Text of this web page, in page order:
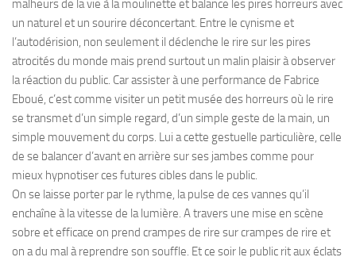
malheurs de la vie à la moulinette et balance les pires horreurs avec
un naturel et un sourire déconcertant. Entre le cynisme et
l’autodérision, non seulement il déclenche le rire sur les pires
atrocités du monde mais prend surtout un malin plaisir à observer
la réaction du public. Car assister à une performance de Fabrice
Eboué, c’est comme visiter un petit musée des horreurs où le rire
se transmet d’un simple regard, d’un simple geste de la main, un
simple mouvement du corps. Lui a cette gestuelle particulière, celle
de se balancer d’avant en arrière sur ses jambes comme pour
mieux hypnotiser ces futures cibles dans le public.
On se laisse porter par le rythme, la pulse de ces vannes qu’il
enchaîne à la vitesse de la lumière. A travers une mise en scène
sobre et efficace on prend crampes de rire sur crampes de rire et
on a du mal à reprendre son souffle. Et ce soir le public rit aux éclats